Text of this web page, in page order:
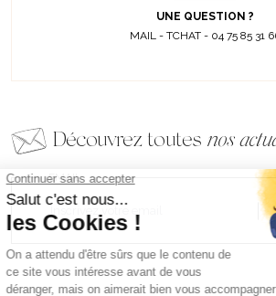
UNE QUESTION ?
MAIL - TCHAT - 04 75 85 31
Découvrez toutes nos
EMAIL